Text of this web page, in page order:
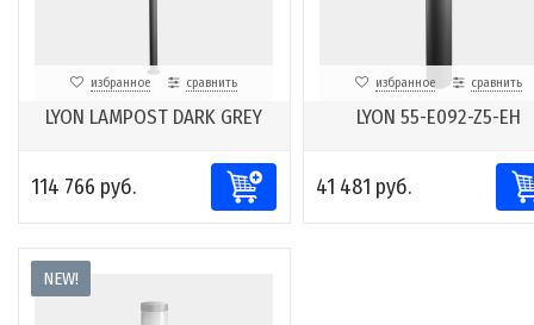
избранное сравнить
LYON LAMPOST DARK GREY
114 766 руб.
избранное сравнить
LYON 55-E092-Z5-EH
41 481 руб.
NEW!